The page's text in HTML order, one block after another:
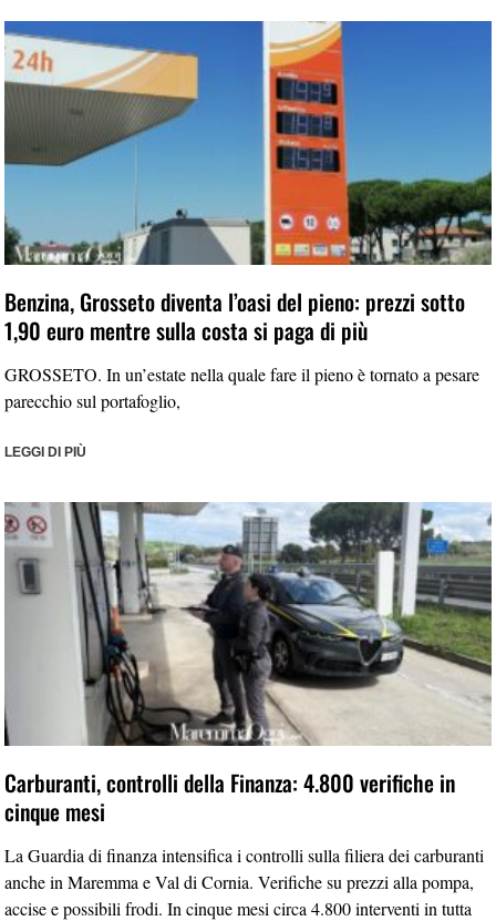
Benzina, Grosseto diventa l’oasi del pieno: prezzi sotto
1,90 euro mentre sulla costa si paga di più
GROSSETO. In un’estate nella quale fare il pieno è tornato a pesare
parecchio sul portafoglio,
LEGGI DI PIÙ
Carburanti, controlli della Finanza: 4.800 verifiche in
cinque mesi
La Guardia di finanza intensifica i controlli sulla filiera dei carburanti
anche in Maremma e Val di Cornia. Verifiche su prezzi alla pompa,
accise e possibili frodi. In cinque mesi circa 4.800 interventi in tutta